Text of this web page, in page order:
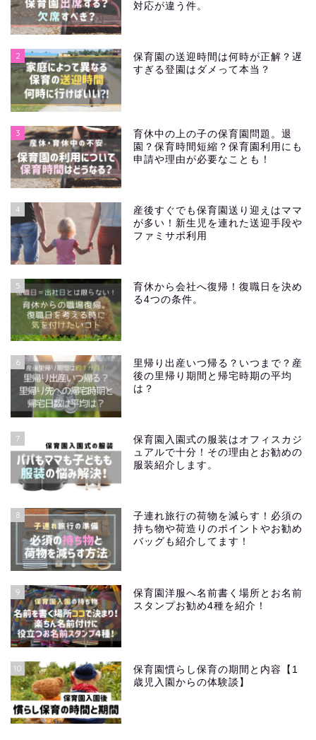
対応が違う件。
2
保育園の送迎時間は何時が正解？遅
すぎる登園はダメって本当？
3
育休中の上の子の保育園問題。退
園？保育時間短縮？保育園利用にも
申請や理由が必要なことも！
4
産後すぐでも保育園送り迎えはママ
が多い！新生児を連れた送迎手段や
ファミサポ利用
5
育休から会社へ復帰！復職日を決め
る4つの条件。
6
里帰り出産いつ帰る？いつまで？産
後の里帰り期間と帰宅時期の平均
は？
7
保育園入園式の服装はオフィスカジ
ュアルで十分！その理由とお勧めの
服装紹介します。
8
子連れ旅行の荷物を減らす！必須の
持ち物や荷造りのポイントやお勧め
バッグも紹介してます！
9
保育園洋服へ名前書く場所とお名前
スタンプお勧め4種を紹介！
10
保育園慣らし保育の期間と内容【1
歳児入園からの体験談】